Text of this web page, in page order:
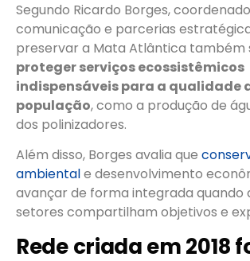
Segundo Ricardo Borges,
comunicação e parcerias
preservar a Mata Atlântica também
proteger serviços ecossistêmicos
indispensáveis para a qualidade
população, como a produção de
dos polinizadores.
Além disso, Borges avalia que
ambientale desenvolvimento
avançar de forma integrada quando
setores compartilham objetivos e
Rede criada em 2018